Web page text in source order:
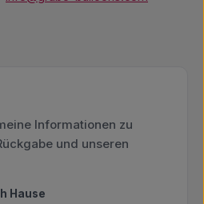
Informationen zu
und unseren
Hause